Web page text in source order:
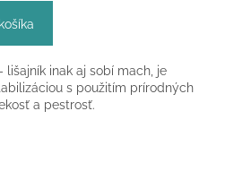
lišajník inak aj sobí mach, je
s použitím prírodných
a pestrosť.